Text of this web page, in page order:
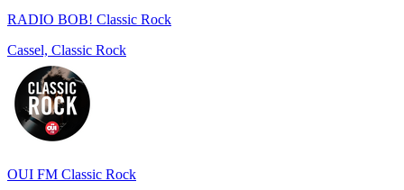
RADIO BOB! Classic Rock
Cassel, Classic Rock
OUI FM Classic Rock